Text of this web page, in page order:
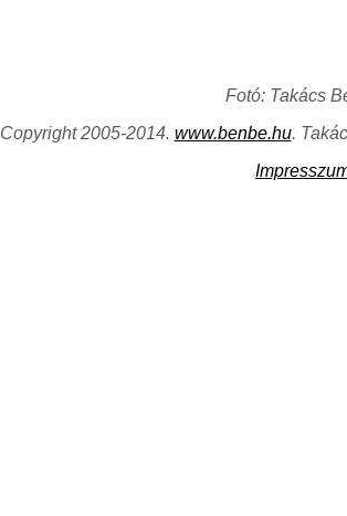
Fotó: Takács
Copyright 2005-2014. www.benbe.hu.